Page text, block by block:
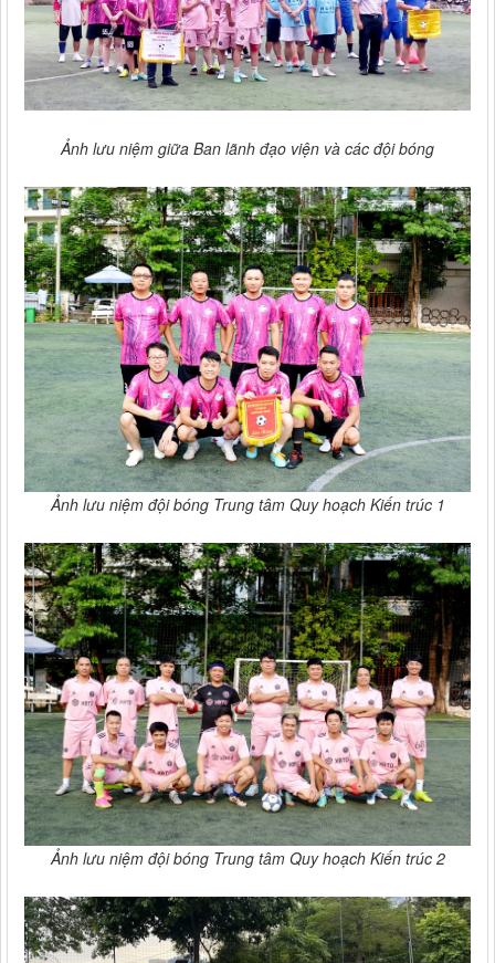
Ảnh lưu niệm giữa Ban lãnh đạo viện và các đội bóng
Ảnh lưu niệm đội bóng Trung tâm Quy hoạch Kiến trúc 1
Ảnh lưu niệm đội bóng Trung tâm Quy hoạch Kiến trúc 2